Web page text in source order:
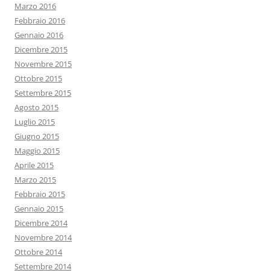
Marzo 2016
Febbraio 2016
Gennaio 2016
Dicembre 2015
Novembre 2015
Ottobre 2015
Settembre 2015
Agosto 2015
Luglio 2015
Giugno 2015
Maggio 2015
Aprile 2015
Marzo 2015
Febbraio 2015
Gennaio 2015
Dicembre 2014
Novembre 2014
Ottobre 2014
Settembre 2014